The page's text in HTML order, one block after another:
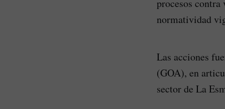
procesos
normatividad
Las acciones
(GOA), en
sector de La